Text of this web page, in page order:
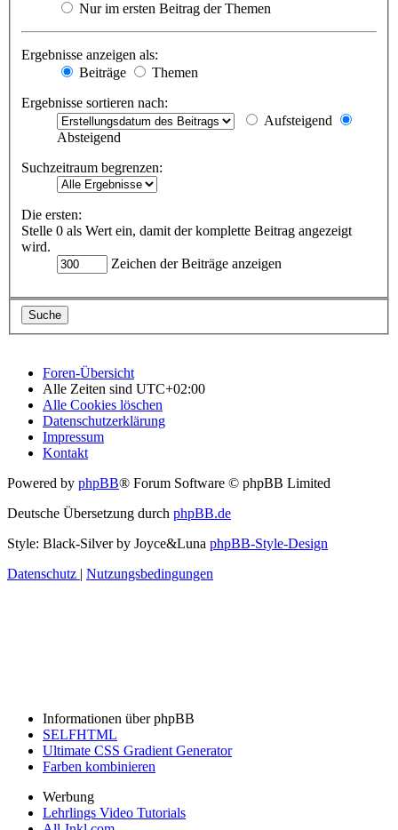
Nur im ersten Beitrag der Themen
Ergebnisse anzeigen als:
Beiträge
Themen
Ergebnisse sortieren nach:
Aufsteigend
Absteigend
Suchzeitraum begrenzen:
Die ersten:
Stelle 0 als Wert ein, damit der komplette Beitrag angezeigt
wird.
Zeichen der Beiträge anzeigen
Foren-Übersicht
Alle Zeiten sind UTC+02:00
Alle Cookies löschen
Datenschutzerklärung
Impressum
Kontakt
Powered by phpBB® Forum Software © phpBB Limited
Deutsche Übersetzung durch phpBB.de
Style: Black-Silver by Joyce&Luna phpBB-Style-Design
Datenschutz | Nutzungsbedingungen
Informationen über phpBB
SELFHTML
Ultimate CSS Gradient Generator
Farben kombinieren
Werbung
Lehrlings Video Tutorials